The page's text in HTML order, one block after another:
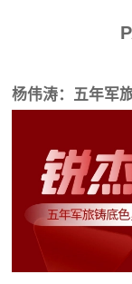
杨伟涛：五年军